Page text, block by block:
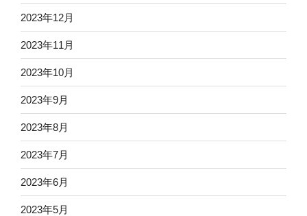
2023年12月
2023年11月
2023年10月
2023年9月
2023年8月
2023年7月
2023年6月
2023年5月